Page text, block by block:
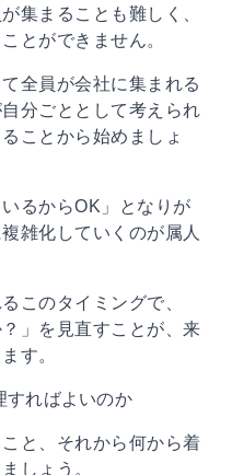
集まることも難しく、
とができません。
全員が会社に集まれる
分ごととして考えられ
ことから始めましょ
るからOK」となりが
雑化していくのが属人
このタイミングで、
」を見直すことが、来
す。
すればよいのか
と、それから何から着
しょう。